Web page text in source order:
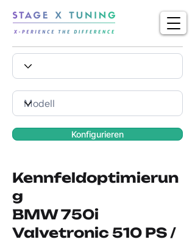
Konfigurieren
Kennfeldoptimierun
g
BMW 750i
Valvetronic 510 PS /